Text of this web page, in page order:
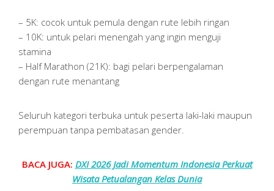
– 5K: cocok untuk pemula dengan rute lebih ringan
– 10K: untuk pelari menengah yang ingin menguji
stamina
– Half Marathon (21K): bagi pelari berpengalaman
dengan rute menantang
Seluruh kategori terbuka untuk peserta laki-laki maupun
perempuan tanpa pembatasan gender.
BACA JUGA: DXI 2026 Jadi Momentum Indonesia Perkuat
Wisata Petualangan Kelas Dunia